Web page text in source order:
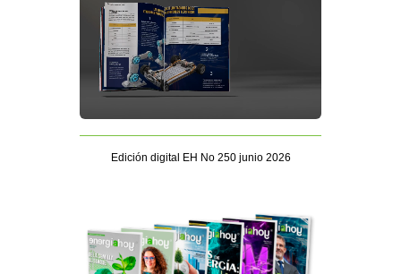
Edición digital EH No 250 junio 2026